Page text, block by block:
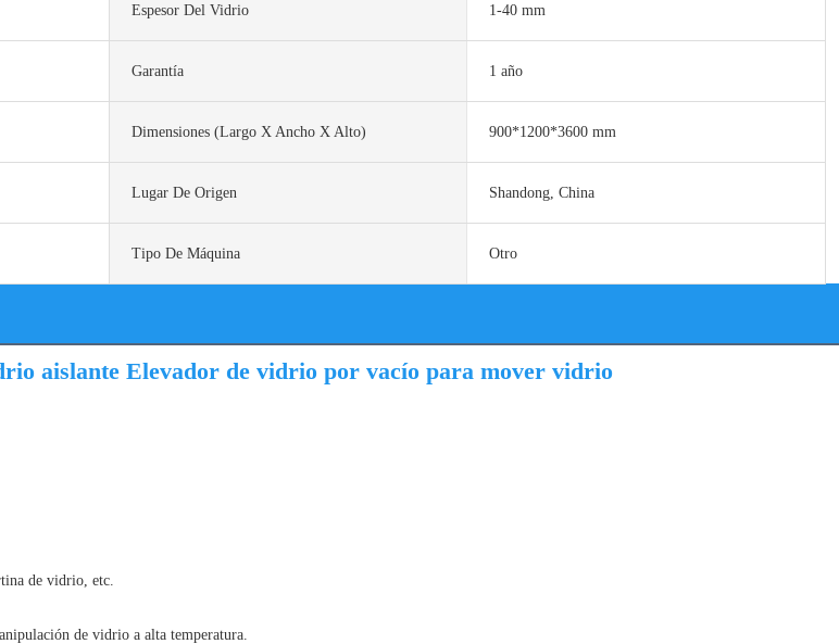
Espesor Del Vidrio 1-40 mm
Garantía 1 año
Dimensiones (largo X Ancho X Alto) 900*1200*3600 mm
Lugar De Origen Shandong, China
Tipo De Máquina Otro
aislante Elevador de vidrio por vacío para mover vidrio
de vidrio, etc.
de vidrio a alta temperatura.